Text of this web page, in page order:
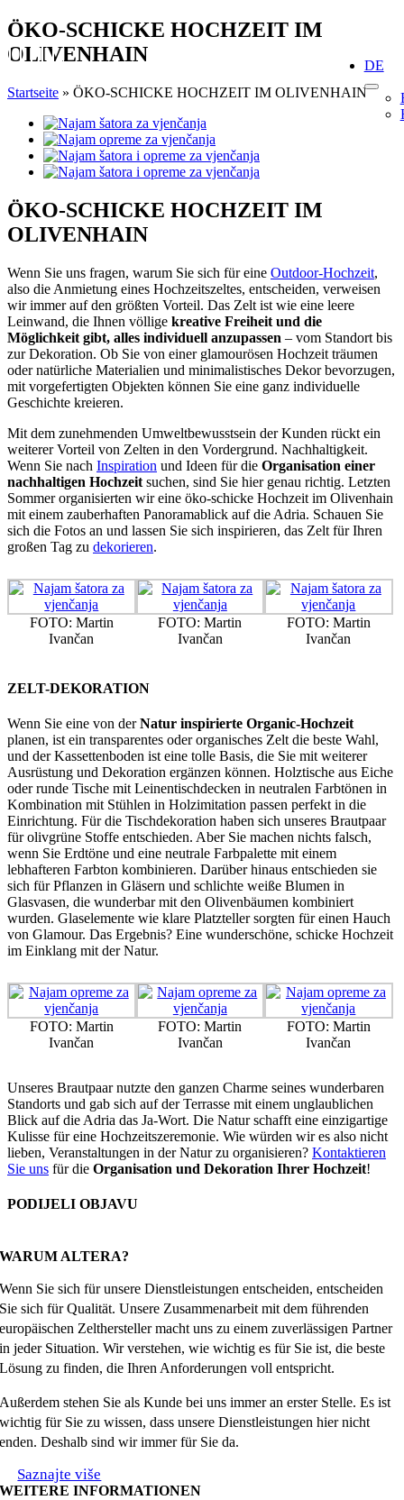
Skip
to
content
DE
ÖKO-SCHICKE HOCHZEIT IM
OLIVENHAIN
Startseite » ÖKO-SCHICKE HOCHZEIT IM OLIVENHAIN
View
Larger
Image
ÖKO-SCHICKE HOCHZEIT IM
OLIVENHAIN
Wenn Sie uns fragen, warum Sie sich für eine Outdoor-Hochzeit,
also die Anmietung eines Hochzeitszeltes, entscheiden, verweisen
wir immer auf den größten Vorteil. Das Zelt ist wie eine leere
Leinwand, die Ihnen völlige kreative Freiheit und die
Möglichkeit gibt, alles individuell anzupassen – vom Standort bis
zur Dekoration. Ob Sie von einer glamourösen Hochzeit träumen
oder natürliche Materialien und minimalistisches Dekor bevorzugen,
mit vorgefertigten Objekten können Sie eine ganz individuelle
Geschichte kreieren.
Mit dem zunehmenden Umweltbewusstsein der Kunden rückt ein
weiterer Vorteil von Zelten in den Vordergrund. Nachhaltigkeit.
Wenn Sie nach Inspiration und Ideen für die Organisation einer
nachhaltigen Hochzeit suchen, sind Sie hier genau richtig. Letzten
Sommer organisierten wir eine öko-schicke Hochzeit im Olivenhain
mit einem zauberhaften Panoramablick auf die Adria. Schauen Sie
sich die Fotos an und lassen Sie sich inspirieren, das Zelt für Ihren
großen Tag zu dekorieren.
FOTO: Martin
Ivančan
FOTO: Martin
Ivančan
FOTO: Martin
Ivančan
ZELT-DEKORATION
Wenn Sie eine von derNatur inspirierte Organic-Hochzeit
planen, ist ein transparentes oder organisches Zelt die beste Wahl,
und der Kassettenboden ist eine tolle Basis, die Sie mit weiterer
Ausrüstung und Dekoration ergänzen können. Holztische aus Eiche
oder runde Tische mit Leinentischdecken in neutralen Farbtönen in
Kombination mit Stühlen in Holzimitation passen perfekt in die
Einrichtung. Für die Tischdekoration haben sich unseres Brautpaar
für olivgrüne Stoffe entschieden. Aber Sie machen nichts falsch,
wenn Sie Erdtöne und eine neutrale Farbpalette mit einem
lebhafteren Farbton kombinieren. Darüber hinaus entschieden sie
sich für Pflanzen in Gläsern und schlichte weiße Blumen in
Glasvasen, die wunderbar mit den Olivenbäumen kombiniert
wurden. Glaselemente wie klare Platzteller sorgten für einen Hauch
von Glamour. Das Ergebnis? Eine wunderschöne, schicke Hochzeit
im Einklang mit der Natur.
FOTO: Martin
Ivančan
FOTO: Martin
Ivančan
FOTO: Martin
Ivančan
Unseres Brautpaar nutzte den ganzen Charme seines wunderbaren
Standorts und gab sich auf der Terrasse mit einem unglaublichen
Blick auf die Adria das Ja-Wort. Die Natur schafft eine einzigartige
Kulisse für eine Hochzeitszeremonie. Wie würden wir es also nicht
lieben, Veranstaltungen in der Natur zu organisieren? Kontaktieren
Sie uns für die Organisation und Dekoration Ihrer Hochzeit!
PODIJELI OBJAVU
WARUM ALTERA?
Wenn Sie sich für unsere Dienstleistungen entscheiden, entscheiden
Sie sich für Qualität. Unsere Zusammenarbeit mit dem führenden
europäischen Zelthersteller macht uns zu einem zuverlässigen Partner
in jeder Situation. Wir verstehen, wie wichtig es für Sie ist, die beste
Lösung zu finden, die Ihren Anforderungen voll entspricht.
Außerdem stehen Sie als Kunde bei uns immer an erster Stelle. Es ist
wichtig für Sie zu wissen, dass unsere Dienstleistungen hier nicht
enden. Deshalb sind wir immer für Sie da.
Saznajte više
WEITERE INFORMATIONEN